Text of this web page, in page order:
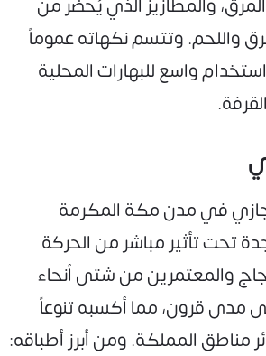
واللحم. وتتسم نكهاته عموماً
واسع للبهارات المحلية
في مدن مكة المكرمة
تحت تأثير مباشر من الحركة
والمعتمرين من شتى أنحاء
مدى قرون، مما أكسبه تنوعاً
مناطق المملكة. ومن أبرز أطباقه: